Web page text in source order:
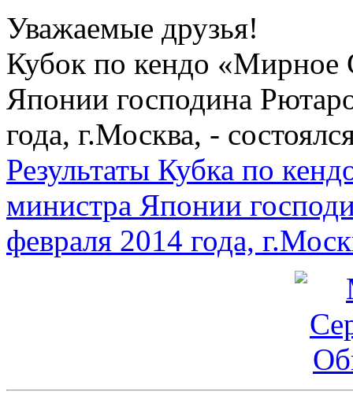
Уважаемые друзья!
Кубок по кендо «Мирное
Японии господина
года, г.Москва, -
Результаты Кубка по
министра Японии
февраля 2014 года,